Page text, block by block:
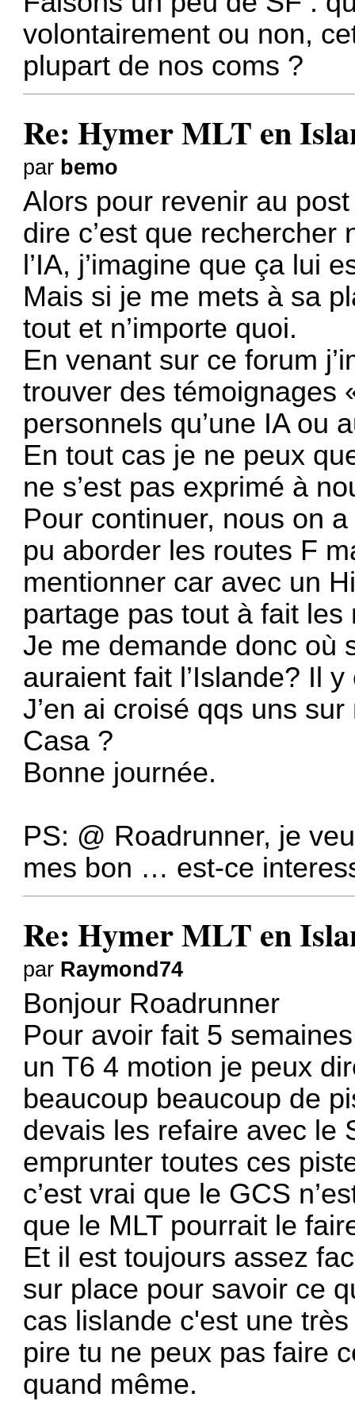
volontairement ou non,
plupart de nos coms ?
Re: Hymer MLT en
par bemo
Alors pour revenir au
dire c’est que rechercher
l’IA, j’imagine que ça lui
Mais si je me mets à sa
tout et n’importe quoi.
En venant sur ce forum
trouver des témoignages
personnels qu’une IA ou
En tout cas je ne peux
ne s’est pas exprimé à
Pour continuer, nous on
pu aborder les routes F
mentionner car avec un
partage pas tout à fait
Je me demande donc où
auraient fait l’Islande? Il
J’en ai croisé qqs uns
Casa ?
Bonne journée.
PS: @ Roadrunner, je
mes bon … est-ce
Re: Hymer MLT en
par Raymond74
Bonjour Roadrunner
Pour avoir fait 5
un T6 4 motion je peux
beaucoup beaucoup de
devais les refaire avec le
emprunter toutes ces
c’est vrai que le GCS
que le MLT pourrait le
Et il est toujours assez
sur place pour savoir ce
cas lislande c'est une
pire tu ne peux pas faire
quand même.